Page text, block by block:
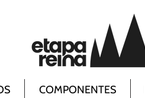
COMPONENTES